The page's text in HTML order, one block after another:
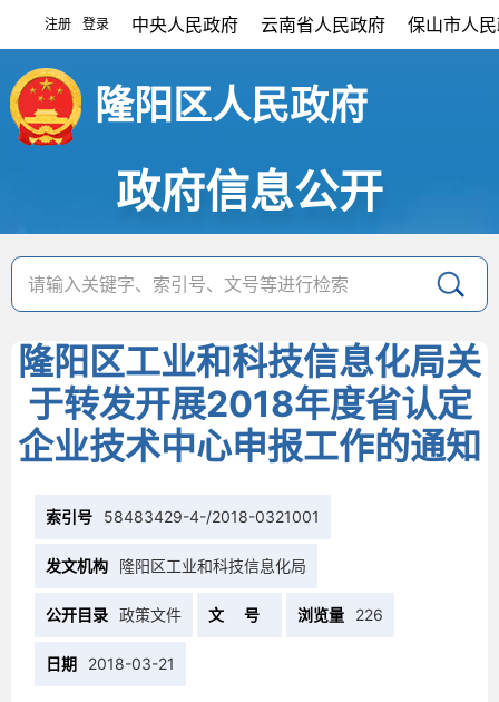
注册 登录 中央人民政府 云南省人民政府 保山市人
隆阳区人民政府
政府信息公开
隆阳区工业和科技信息化局关
于转发开展2018年度省认定
企业技术中心申报工作的通知
索引号 58483429-4-/2018-0321001
发文机构 隆阳区工业和科技信息化局
公开目录 政策文件 文 号 浏览量 226
日期 2018-03-21